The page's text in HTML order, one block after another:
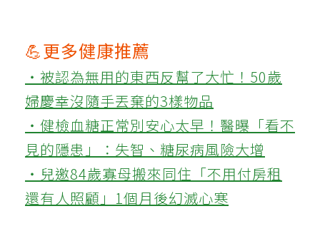
💪更多健康推薦
‧被認為無用的東西反幫了大忙！50歲
婦慶幸沒隨手丟棄的3樣物品
‧健檢血糖正常別安心太早！醫曝「看不
見的隱患」：失智、糖尿病風險大增
‧兒邀84歲寡母搬來同住「不用付房租
還有人照顧」1個月後幻滅心寒